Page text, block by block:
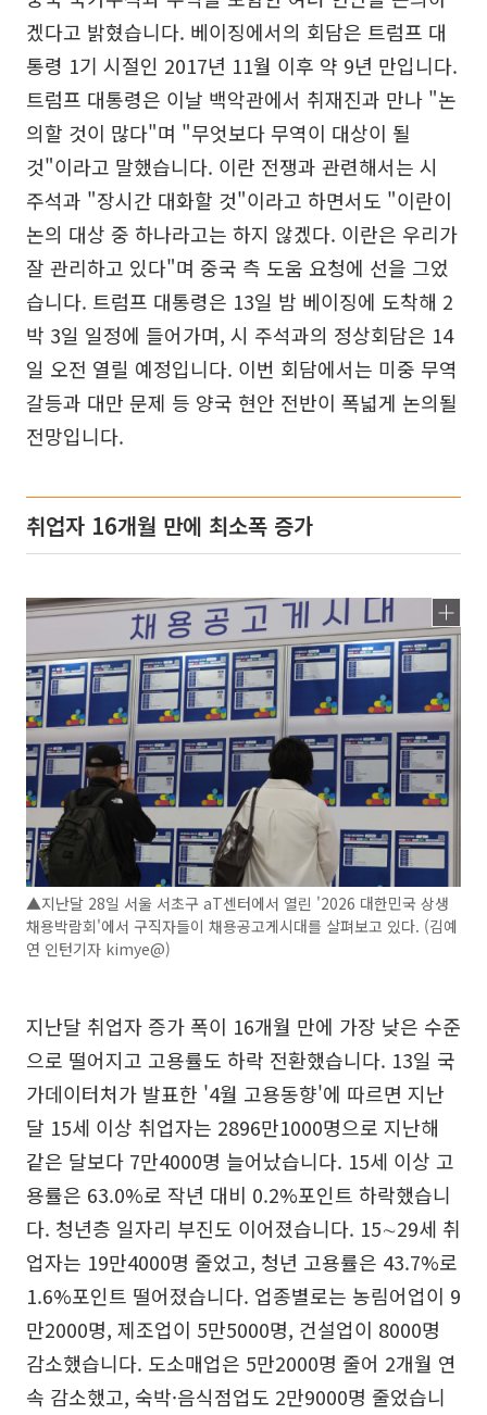
겠다고 밝혔습니다. 베이징에서의 회담은 트럼프 대
통령 1기 시절인 2017년 11월 이후 약 9년 만입니다.
트럼프 대통령은 이날 백악관에서 취재진과 만나 "논
의할 것이 많다"며 "무엇보다 무역이 대상이 될
것"이라고 말했습니다. 이란 전쟁과 관련해서는 시
주석과 "장시간 대화할 것"이라고 하면서도 "이란이
논의 대상 중 하나라고는 하지 않겠다. 이란은 우리가
잘 관리하고 있다"며 중국 측 도움 요청에 선을 그었
습니다. 트럼프 대통령은 13일 밤 베이징에 도착해 2
박 3일 일정에 들어가며, 시 주석과의 정상회담은 14
일 오전 열릴 예정입니다. 이번 회담에서는 미중 무역
갈등과 대만 문제 등 양국 현안 전반이 폭넓게 논의될
전망입니다.
취업자 16개월 만에 최소폭 증가
▲지난달 28일 서울 서초구 aT센터에서 열린 '2026 대한민국 상생
채용박람회'에서 구직자들이 채용공고게시대를 살펴보고 있다. (김예
연 인턴기자 kimye@)
지난달 취업자 증가 폭이 16개월 만에 가장 낮은 수준
으로 떨어지고 고용률도 하락 전환했습니다. 13일 국
가데이터처가 발표한 '4월 고용동향'에 따르면 지난
달 15세 이상 취업자는 2896만1000명으로 지난해
같은 달보다 7만4000명 늘어났습니다. 15세 이상 고
용률은 63.0%로 작년 대비 0.2%포인트 하락했습니
다. 청년층 일자리 부진도 이어졌습니다. 15∼29세 취
업자는 19만4000명 줄었고, 청년 고용률은 43.7%로
1.6%포인트 떨어졌습니다. 업종별로는 농림어업이 9
만2000명, 제조업이 5만5000명, 건설업이 8000명
감소했습니다. 도소매업은 5만2000명 줄어 2개월 연
속 감소했고, 숙박·음식점업도 2만9000명 줄었습니